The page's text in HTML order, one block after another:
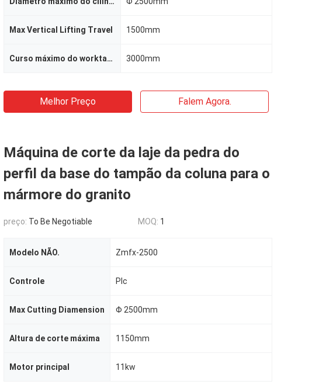
Max Vertical Lifting Travel 1500mm
Curso máximo do worktable 3000mm
Melhor Preço Falem Agora.
Máquina de corte da laje da pedra do
perfil da base do tampão da coluna para o
mármore do granito
preço: To Be Negotiable MOQ: 1
Modelo NÃO. Zmfx-2500
Controle Plc
Max Cutting Diamension Φ 2500mm
Altura de corte máxima 1150mm
Motor principal 11kw